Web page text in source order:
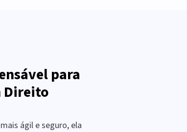
para
Direito
ágil e seguro, ela